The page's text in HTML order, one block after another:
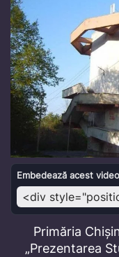
Embedează acest video
Primăria
„Prezentarea